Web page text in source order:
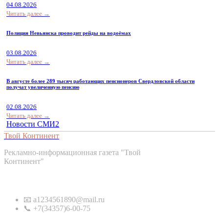
04.08.2026
Читать далее →
Полиция Невьянска проводит рейды на водоёмах
03.08.2026
Читать далее →
В августе более 289 тысяч работающих пенсионеров Свердловской области
получат увеличенную пенсию
02.08.2026
Читать далее →
Новости СМИ2
Твой Континент
Рекламно-информационная газета "Твой
Континент"
📧 a1234561890@mail.ru
📞 +7(34357)6-00-75